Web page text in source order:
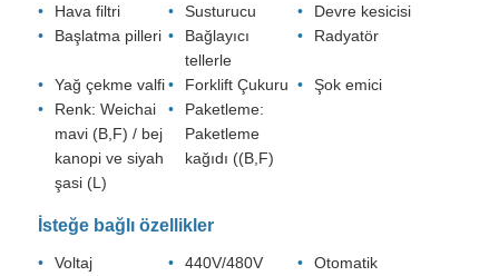
Hava filtri Susturucu
Devre kesicisi
Başlatma pilleri
Bağlayıcı
tellerle
Radyatör
Yağ çekme valfi Forklift Çukuru
Şok emici
Renk: Weichai
mavi (B,F) / bej
kanopi ve siyah
şasi (L)
Paketleme:
Paketleme
kağıdı ((B,F)
İsteğe bağlı özellikler
Voltaj
440V/480V
Otomatik